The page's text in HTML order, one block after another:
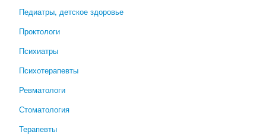
Педиатры, детское здоровье
Проктологи
Психиатры
Психотерапевты
Ревматологи
Стоматология
Терапевты